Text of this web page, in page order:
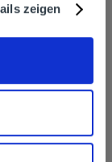
zeigen
kJ